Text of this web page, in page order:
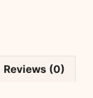
Reviews (0)